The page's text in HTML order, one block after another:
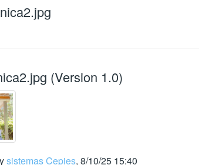
(Version 1.0)
sistemas Cepies, 8/10/25 15:40